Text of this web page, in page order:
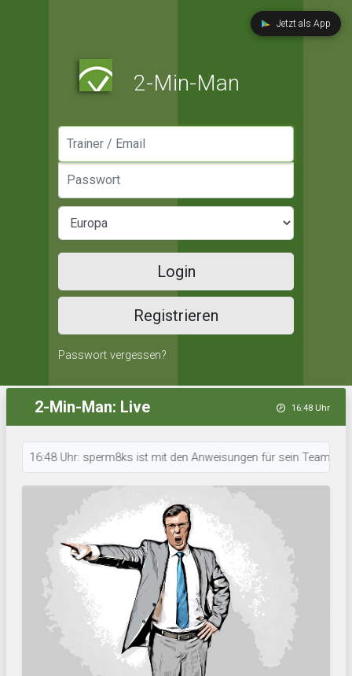
Jetzt als App
2-Min-Man
Login
Registrieren
Passwort vergessen?
2-Min-Man: Live 16:48 Uhr
16:48 Uhr: sperm8ks ist mit den Anweisungen für sein Team durch.